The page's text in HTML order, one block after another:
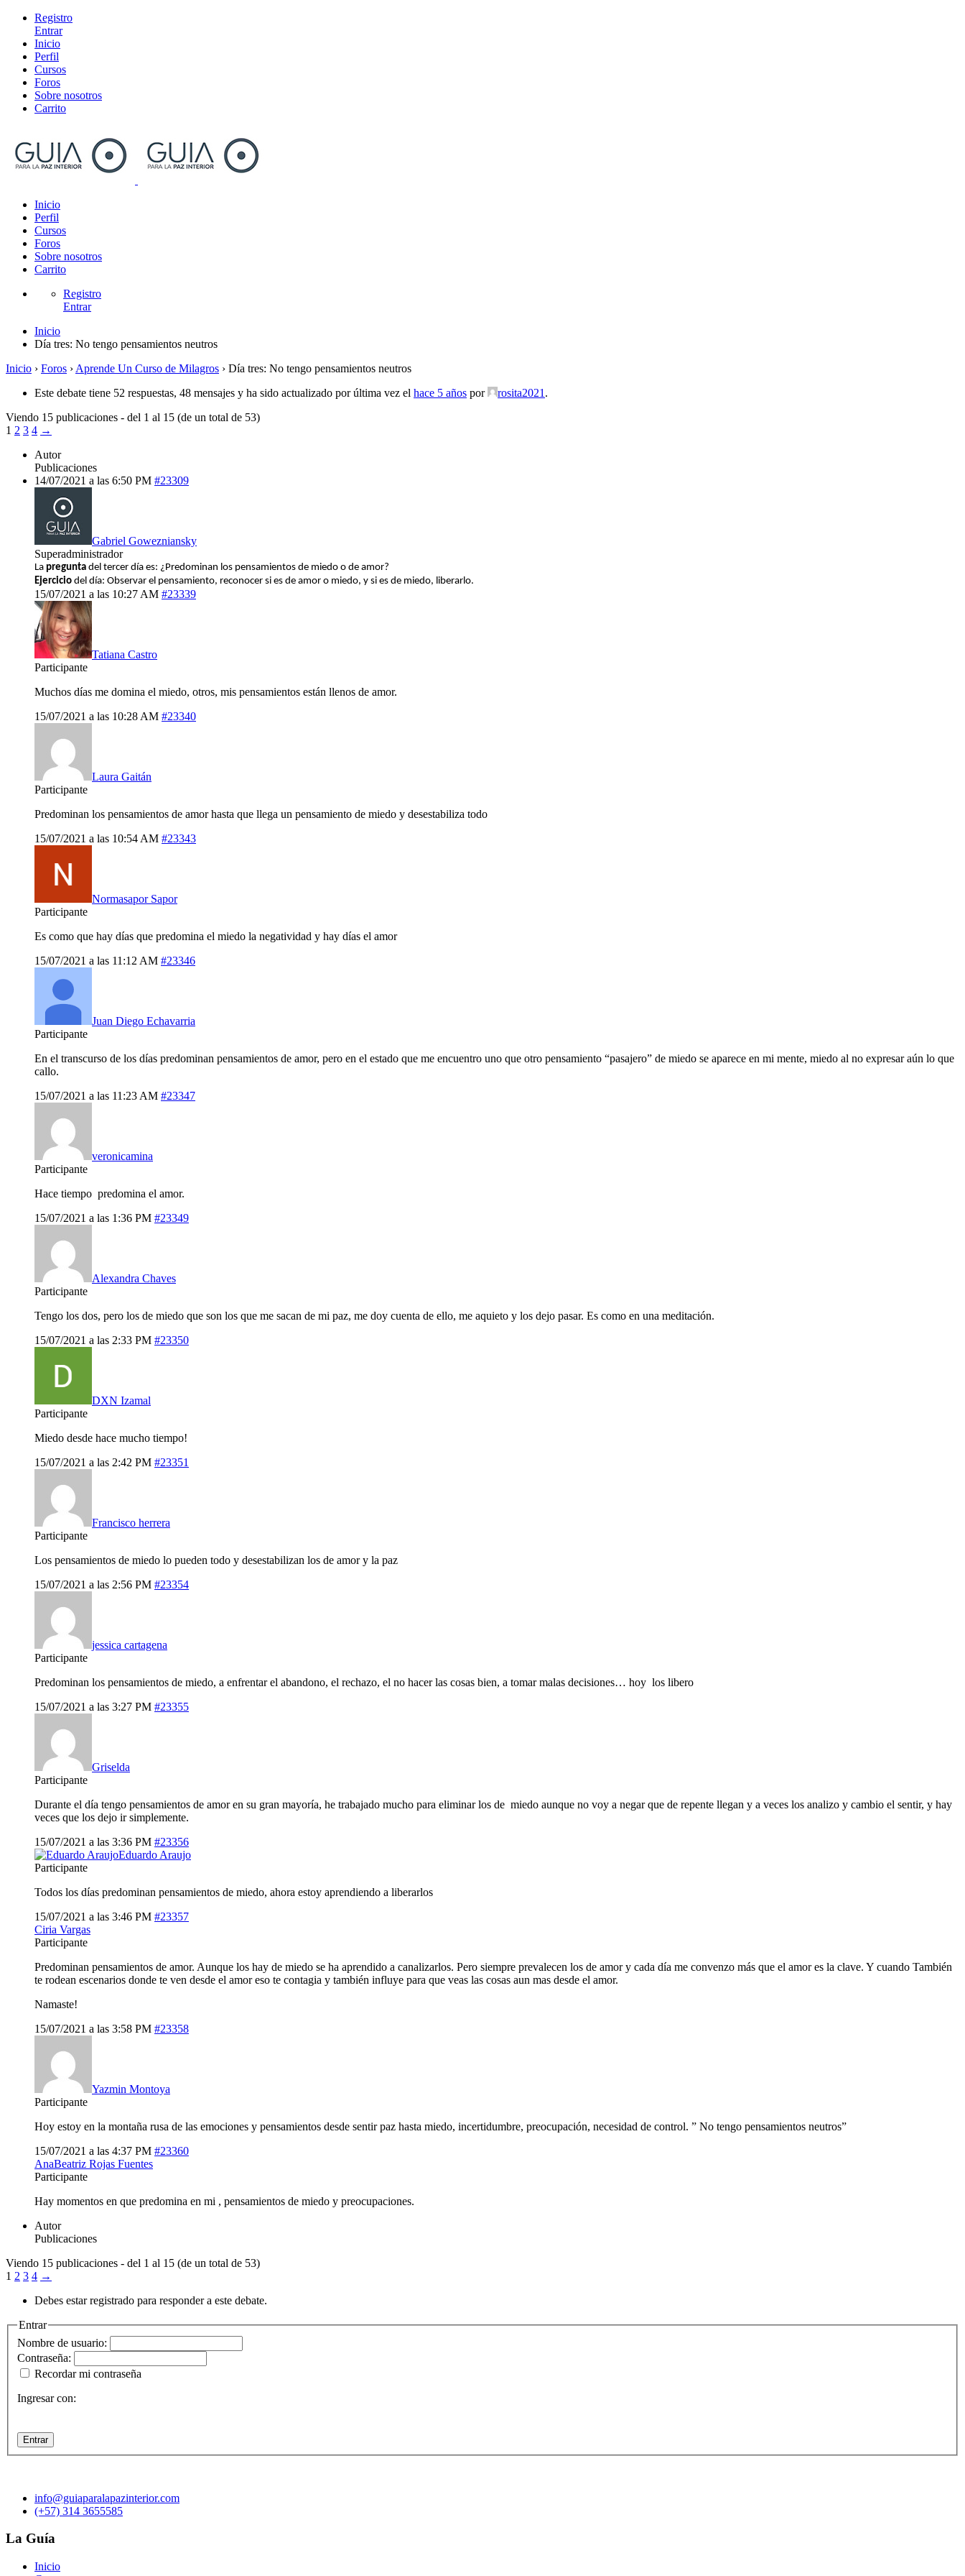
Registro
Entrar
Inicio
Perfil
Cursos
Foros
Sobre nosotros
Carrito
Inicio
Perfil
Cursos
Foros
Sobre nosotros
Carrito
Registro
Entrar
Inicio
Día tres: No tengo pensamientos neutros
Inicio › Foros › Aprende Un Curso de Milagros › Día tres: No tengo pensamientos neutros
Este debate tiene 52 respuestas, 48 mensajes y ha sido actualizado por última vez el hace 5 años por rosita2021 .
Viendo 15 publicaciones - del 1 al 15 (de un total de 53)
1 2 3 4 →
Autor
Publicaciones
14/07/2021 a las 6:50 PM #23309
Gabriel Gowezniansky
Superadministrador
La pregunta del tercer día es: ¿Predominan los pensamientos de miedo o de amor?
Ejercicio del día: Observar el pensamiento, reconocer si es de amor o miedo, y si es de miedo, liberarlo.
15/07/2021 a las 10:27 AM #23339
Tatiana Castro
Participante
Muchos días me domina el miedo, otros, mis pensamientos están llenos de amor.
15/07/2021 a las 10:28 AM #23340
Laura Gaitán
Participante
Predominan los pensamientos de amor hasta que llega un pensamiento de miedo y desestabiliza todo
15/07/2021 a las 10:54 AM #23343
Normasapor Sapor
Participante
Es como que hay días que predomina el miedo la negatividad y hay días el amor
15/07/2021 a las 11:12 AM #23346
Juan Diego Echavarria
Participante
En el transcurso de los días predominan pensamientos de amor, pero en el estado que me encuentro uno que otro pensamiento “pasajero” de miedo se aparece en mi mente, miedo al no expresar aún lo que
callo.
15/07/2021 a las 11:23 AM #23347
veronicamina
Participante
Hace tiempo predomina el amor.
15/07/2021 a las 1:36 PM #23349
Alexandra Chaves
Participante
Tengo los dos, pero los de miedo que son los que me sacan de mi paz, me doy cuenta de ello, me aquieto y los dejo pasar. Es como en una meditación.
15/07/2021 a las 2:33 PM #23350
DXN Izamal
Participante
Miedo desde hace mucho tiempo!
15/07/2021 a las 2:42 PM #23351
Francisco herrera
Participante
Los pensamientos de miedo lo pueden todo y desestabilizan los de amor y la paz
15/07/2021 a las 2:56 PM #23354
jessica cartagena
Participante
Predominan los pensamientos de miedo, a enfrentar el abandono, el rechazo, el no hacer las cosas bien, a tomar malas decisiones… hoy los libero
15/07/2021 a las 3:27 PM #23355
Griselda
Participante
Durante el día tengo pensamientos de amor en su gran mayoría, he trabajado mucho para eliminar los de miedo aunque no voy a negar que de repente llegan y a veces los analizo y cambio el sentir, y hay
veces que los dejo ir simplemente.
15/07/2021 a las 3:36 PM #23356
Eduardo Araujo
Participante
Todos los días predominan pensamientos de miedo, ahora estoy aprendiendo a liberarlos
15/07/2021 a las 3:46 PM #23357
Ciria Vargas
Participante
Predominan pensamientos de amor. Aunque los hay de miedo se ha aprendido a canalizarlos. Pero siempre prevalecen los de amor y cada día me convenzo más que el amor es la clave. Y cuando También
te rodean escenarios donde te ven desde el amor eso te contagia y también influye para que veas las cosas aun mas desde el amor.
Namaste!
15/07/2021 a las 3:58 PM #23358
Yazmin Montoya
Participante
Hoy estoy en la montaña rusa de las emociones y pensamientos desde sentir paz hasta miedo, incertidumbre, preocupación, necesidad de control. ” No tengo pensamientos neutros”
15/07/2021 a las 4:37 PM #23360
AnaBeatriz Rojas Fuentes
Participante
Hay momentos en que predomina en mi , pensamientos de miedo y preocupaciones.
Autor
Publicaciones
Viendo 15 publicaciones - del 1 al 15 (de un total de 53)
1 2 3 4 →
Debes estar registrado para responder a este debate.
Entrar
Nombre de usuario:
Contraseña:
Recordar mi contraseña
Ingresar con:
Entrar
info@guiaparalapazinterior.com
(+57) 314 3655585
La Guía
Inicio